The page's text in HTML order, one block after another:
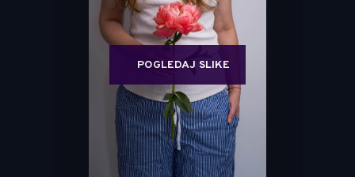
POGLEDAJ SLIKE